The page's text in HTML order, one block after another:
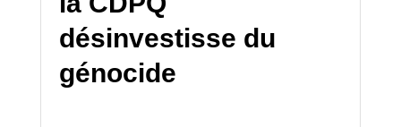
désinvestisse du
génocide